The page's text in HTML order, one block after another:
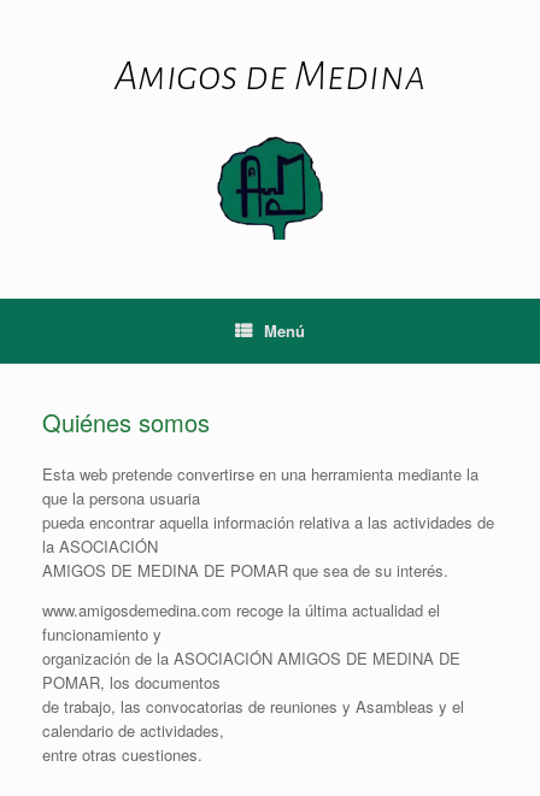
Amigos de Medina
Menú
Quiénes somos
Esta web pretende convertirse en una herramienta mediante la
que la persona usuaria
pueda encontrar aquella información relativa a las actividades de
la ASOCIACIÓN
AMIGOS DE MEDINA DE POMAR que sea de su interés.
www.amigosdemedina.com recoge la última actualidad el
funcionamiento y
organización de la ASOCIACIÓN AMIGOS DE MEDINA DE
POMAR, los documentos
de trabajo, las convocatorias de reuniones y Asambleas y el
calendario de actividades,
entre otras cuestiones.